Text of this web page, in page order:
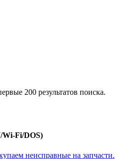
200 результатов поиска.
Wi-Fi/DOS)